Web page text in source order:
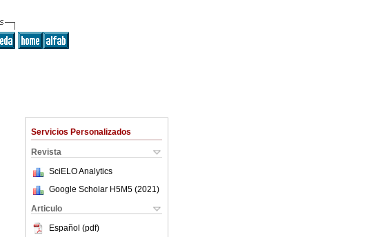
Servicios Personalizados
Revista
SciELO Analytics
Google Scholar H5M5 (2021 )
Articulo
Español (pdf)